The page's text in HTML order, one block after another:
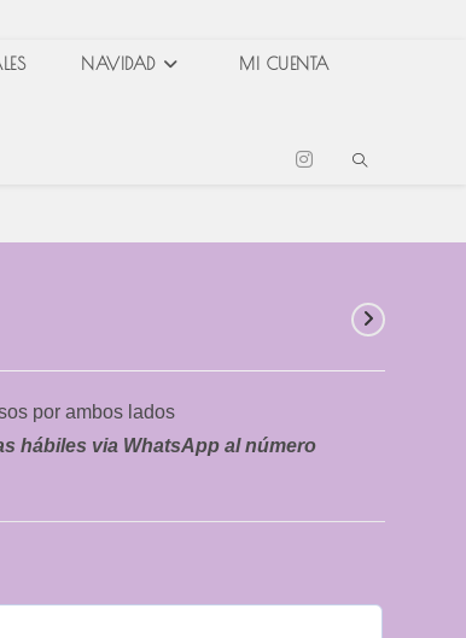
NAVIDAD MI CUENTA
por ambos lados
hábiles via WhatsApp al número